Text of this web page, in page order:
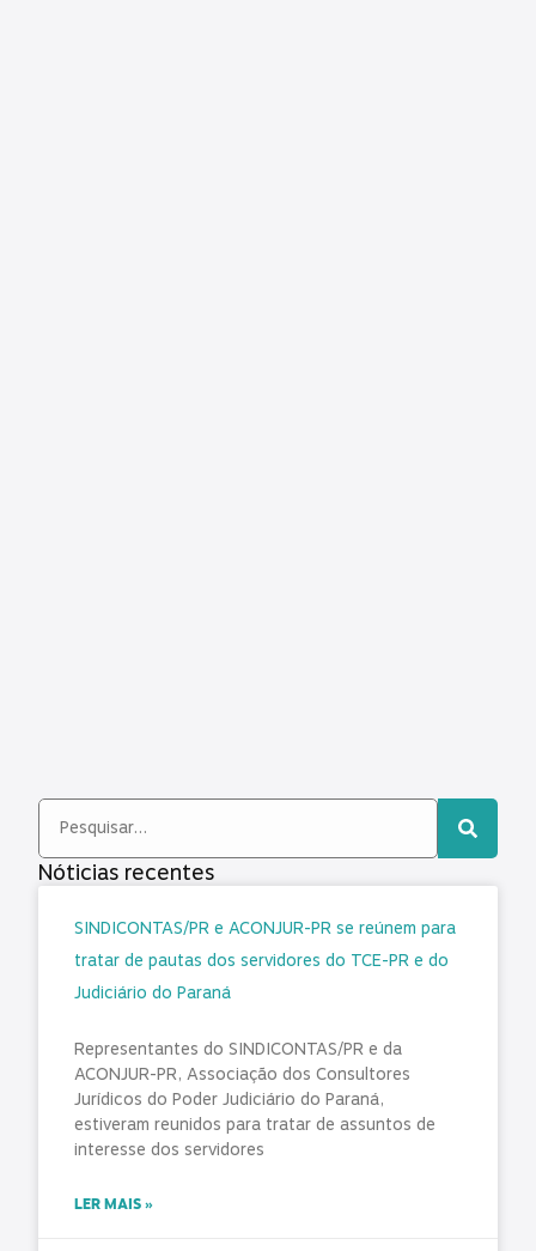
Nóticias recentes
SINDICONTAS/PR e ACONJUR-PR se reúnem para
tratar de pautas dos servidores do TCE-PR e do
Judiciário do Paraná
Representantes do SINDICONTAS/PR e da
ACONJUR-PR, Associação dos Consultores
Jurídicos do Poder Judiciário do Paraná,
estiveram reunidos para tratar de assuntos de
interesse dos servidores
LER MAIS »